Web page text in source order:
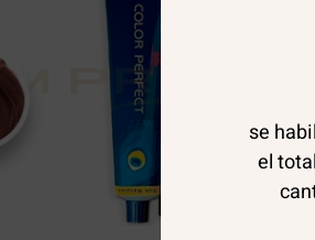
se
el